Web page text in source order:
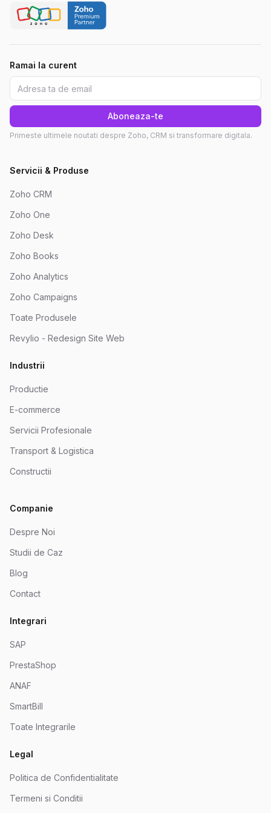
Ramai la curent
Aboneaza-te
Primeste ultimele noutati despre Zoho, CRM si transformare digitala.
Servicii & Produse
Zoho CRM
Zoho One
Zoho Desk
Zoho Books
Zoho Analytics
Zoho Campaigns
Toate Produsele
Revylio - Redesign Site Web
Industrii
Productie
E-commerce
Servicii Profesionale
Transport & Logistica
Constructii
Companie
Despre Noi
Studii de Caz
Blog
Contact
Integrari
SAP
PrestaShop
ANAF
SmartBill
Toate Integrarile
Legal
Politica de Confidentialitate
Termeni si Conditii